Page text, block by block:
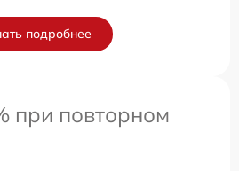
подробнее
при повторном